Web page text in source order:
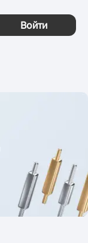
Войти